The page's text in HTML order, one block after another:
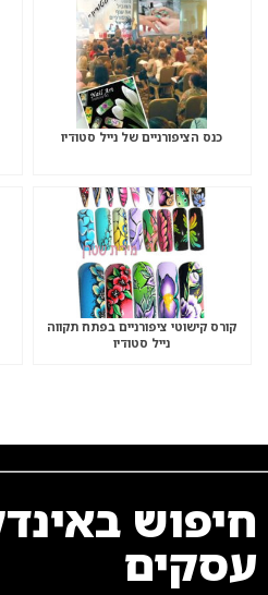
כנס הציפורניים של נייל סטודיו
קורס קישוטי ציפורניים בפתח תקווה
נייל סטודיו
חיפוש
עסקים